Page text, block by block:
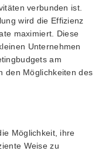
verbunden ist.
wird die Effizienz
maximiert. Diese
Unternehmen
am
den Möglichkeiten des
Möglichkeit, ihre
Weise zu